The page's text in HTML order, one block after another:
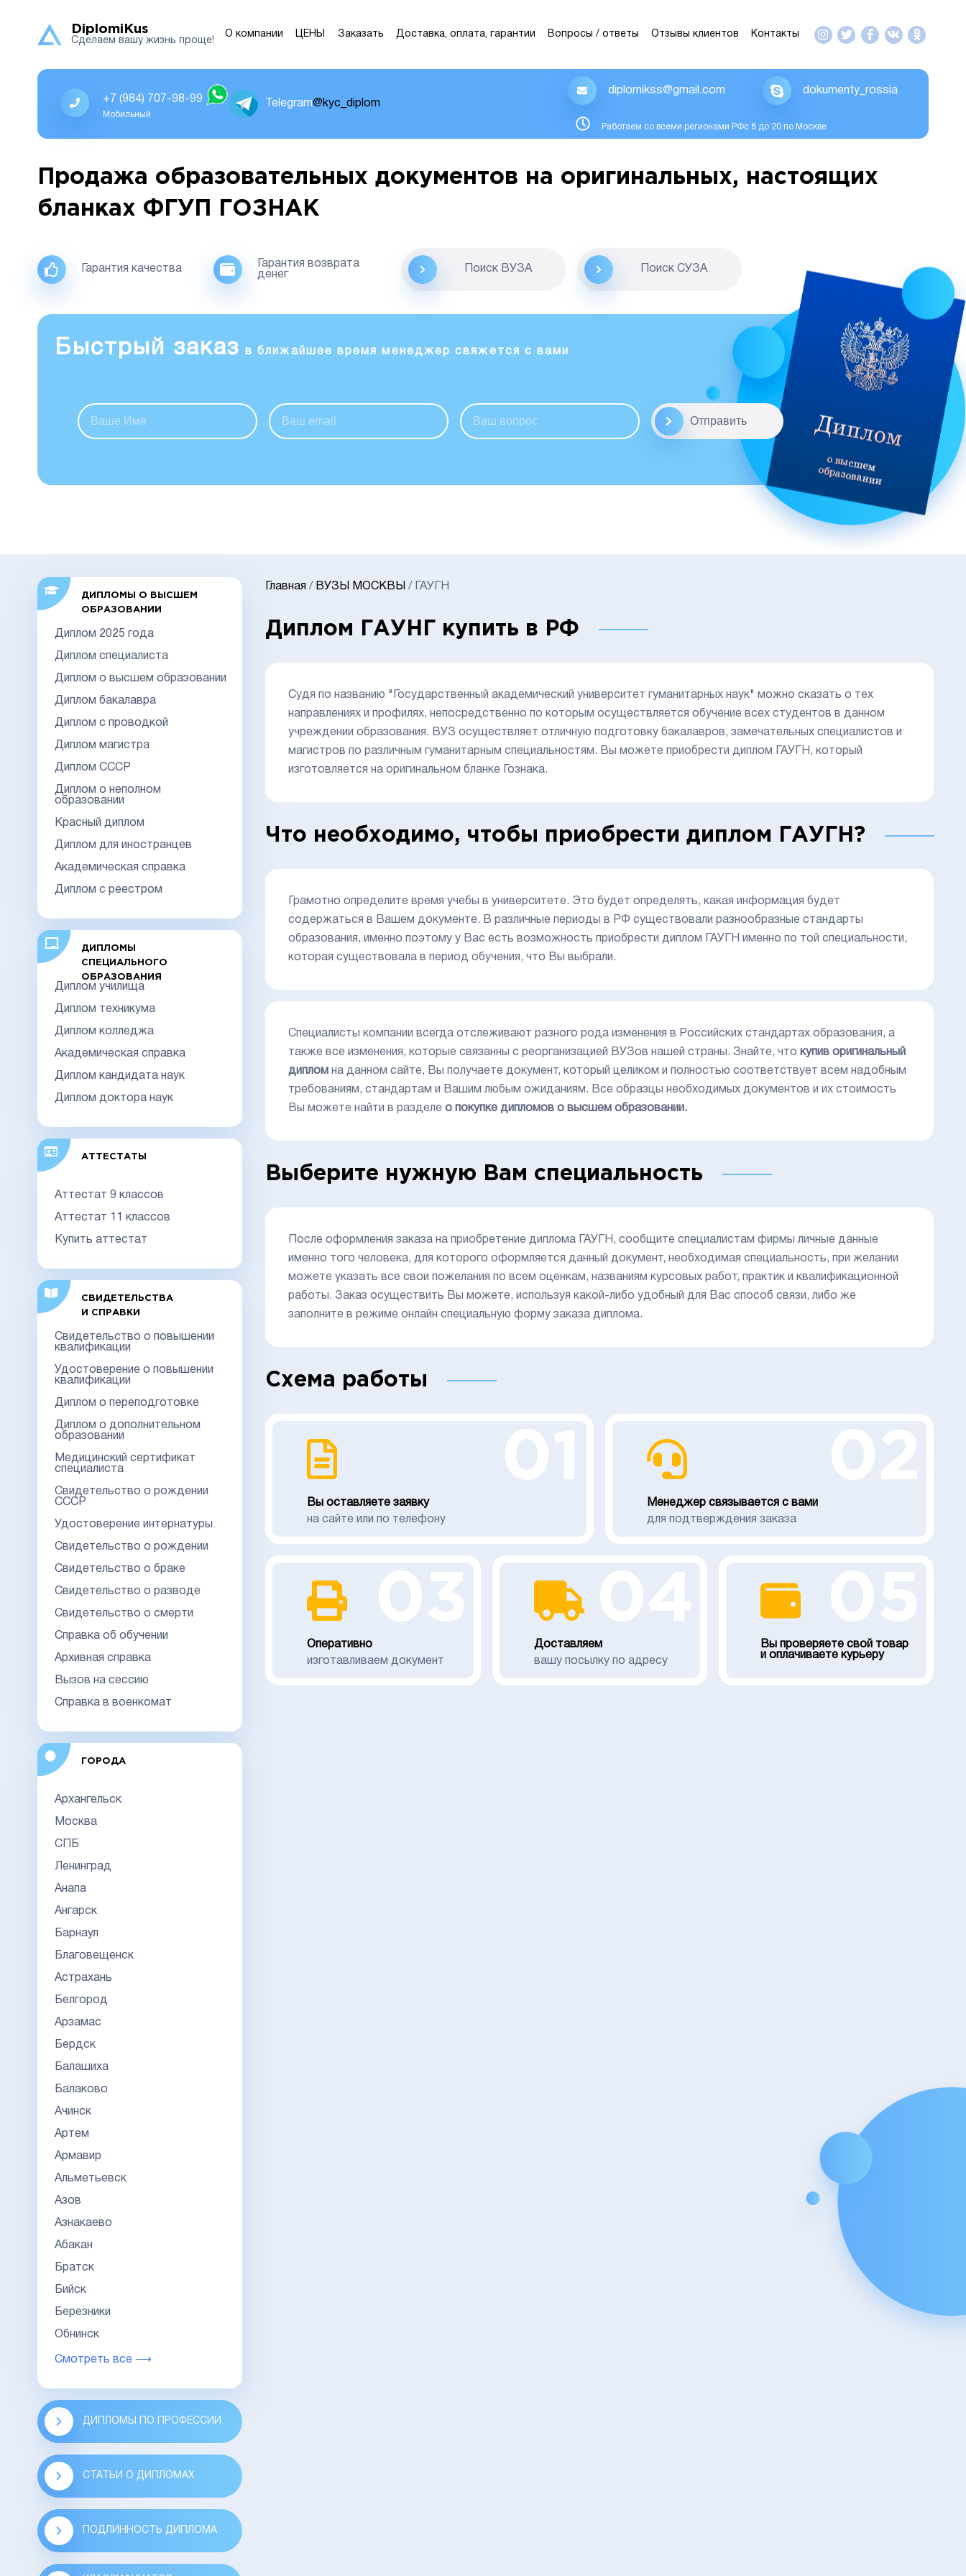
DiplomiKus
Сделаем вашу жизнь проще!
О компании ЦЕНЫ Заказать Доставка, оплата, гарантии Вопросы / ответы Отзывы клиентов Контакты
+7 (984) 707-98-99
Мобильный
Telegram@kyc_diplom
diplomikss@gmail.com dokumenty_rossia
Работаем со всеми регионами РФс 8 до 20 по Москве
Продажа образовательных документов на оригинальных, настоящих
бланках ФГУП ГОЗНАК
Гарантия качества
Гарантия возврата
денег
Поиск ВУЗА Поиск CУЗА
Быстрый заказ в ближайшее время менеджер свяжется с вами
Отправить
ДИПЛОМЫ О ВЫСШЕМ
ОБРАЗОВАНИИ
Диплом 2025 года
Диплом специалиста
Диплом о высшем образовании
Диплом бакалавра
Диплом с проводкой
Диплом магистра
Диплом СССР
Диплом о неполном
образовании
Красный диплом
Диплом для иностранцев
Академическая справка
Диплом с реестром
ДИПЛОМЫ
СПЕЦИАЛЬНОГО
ОБРАЗОВАНИЯ
Диплом училища
Диплом техникума
Диплом колледжа
Академическая справка
Диплом кандидата наук
Диплом доктора наук
АТТЕСТАТЫ
Аттестат 9 классов
Аттестат 11 классов
Купить аттестат
СВИДЕТЕЛЬСТВА
И СПРАВКИ
Свидетельство о повышении
квалификации
Удостоверение о повышении
квалификации
Диплом о переподготовке
Диплом о дополнительном
образовании
Медицинский сертификат
специалиста
Свидетельство о рождении
СССР
Удостоверение интернатуры
Свидетельство о рождении
Свидетельство о браке
Свидетельство о разводе
Свидетельство о смерти
Справка об обучении
Архивная справка
Вызов на сессию
Справка в военкомат
ГОРОДА
Архангельск
Москва
СПБ
Ленинград
Анапа
Ангарск
Барнаул
Благовещенск
Астрахань
Белгород
Арзамас
Бердск
Балашиха
Балаково
Ачинск
Артем
Армавир
Альметьевск
Азов
Азнакаево
Абакан
Братск
Бийск
Березники
Обнинск
Смотреть все ⟶
ДИПЛОМЫ ПО ПРОФЕССИИ
СТАТЬИ О ДИПЛОМАХ
ПОДЛИННОСТЬ ДИПЛОМА
Главная / ВУЗЫ МОСКВЫ / ГАУГН
Диплом ГАУНГ купить в РФ
Судя по названию "Государственный академический университет гуманитарных наук" можно сказать о тех
направлениях и профилях, непосредственно по которым осуществляется обучение всех студентов в данном
учреждении образования. ВУЗ осуществляет отличную подготовку бакалавров, замечательных специалистов и
магистров по различным гуманитарным специальностям. Вы можете приобрести диплом ГАУГН, который
изготовляется на оригинальном бланке Гознака.
Что необходимо, чтобы приобрести диплом ГАУГН?
Грамотно определите время учебы в университете. Это будет определять, какая информация будет
содержаться в Вашем документе. В различные периоды в РФ существовали разнообразные стандарты
образования, именно поэтому у Вас есть возможность приобрести диплом ГАУГН именно по той специальности,
которая существовала в период обучения, что Вы выбрали.
Специалисты компании всегда отслеживают разного рода изменения в Российских стандартах образования, а
также все изменения, которые связанны с реорганизацией ВУЗов нашей страны. Знайте, что купив оригинальный
диплом на данном сайте, Вы получаете документ, который целиком и полностью соответствует всем надобным
требованиям, стандартам и Вашим любым ожиданиям. Все образцы необходимых документов и их стоимость
Вы можете найти в разделео покупке дипломов о высшем образовании.
Выберите нужную Вам специальность
После оформления заказа на приобретение диплома ГАУГН, сообщите специалистам фирмы личные данные
именно того человека, для которого оформляется данный документ, необходимая специальность, при желании
можете указать все свои пожелания по всем оценкам, названиям курсовых работ, практик и квалификационной
работы. Заказ осуществить Вы можете, используя какой-либо удобный для Вас способ связи, либо же
заполните в режиме онлайн специальную форму заказа диплома.
Схема работы
Вы оставляете заявку
на сайте или по телефону
Менеджер связывается с вами
для подтверждения заказа
Оперативно
изготавливаем документ
Доставляем
вашу посылку по адресу
Вы проверяете свой товар
и оплачиваете курьеру